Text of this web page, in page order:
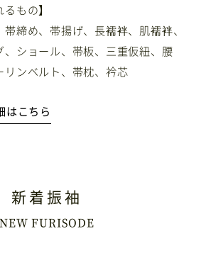
もの】
締め、帯揚げ、長襦袢、肌襦袢、
、ショール、帯板、三重仮紐、腰
ンベルト、帯枕、衿芯
はこちら
新着振袖